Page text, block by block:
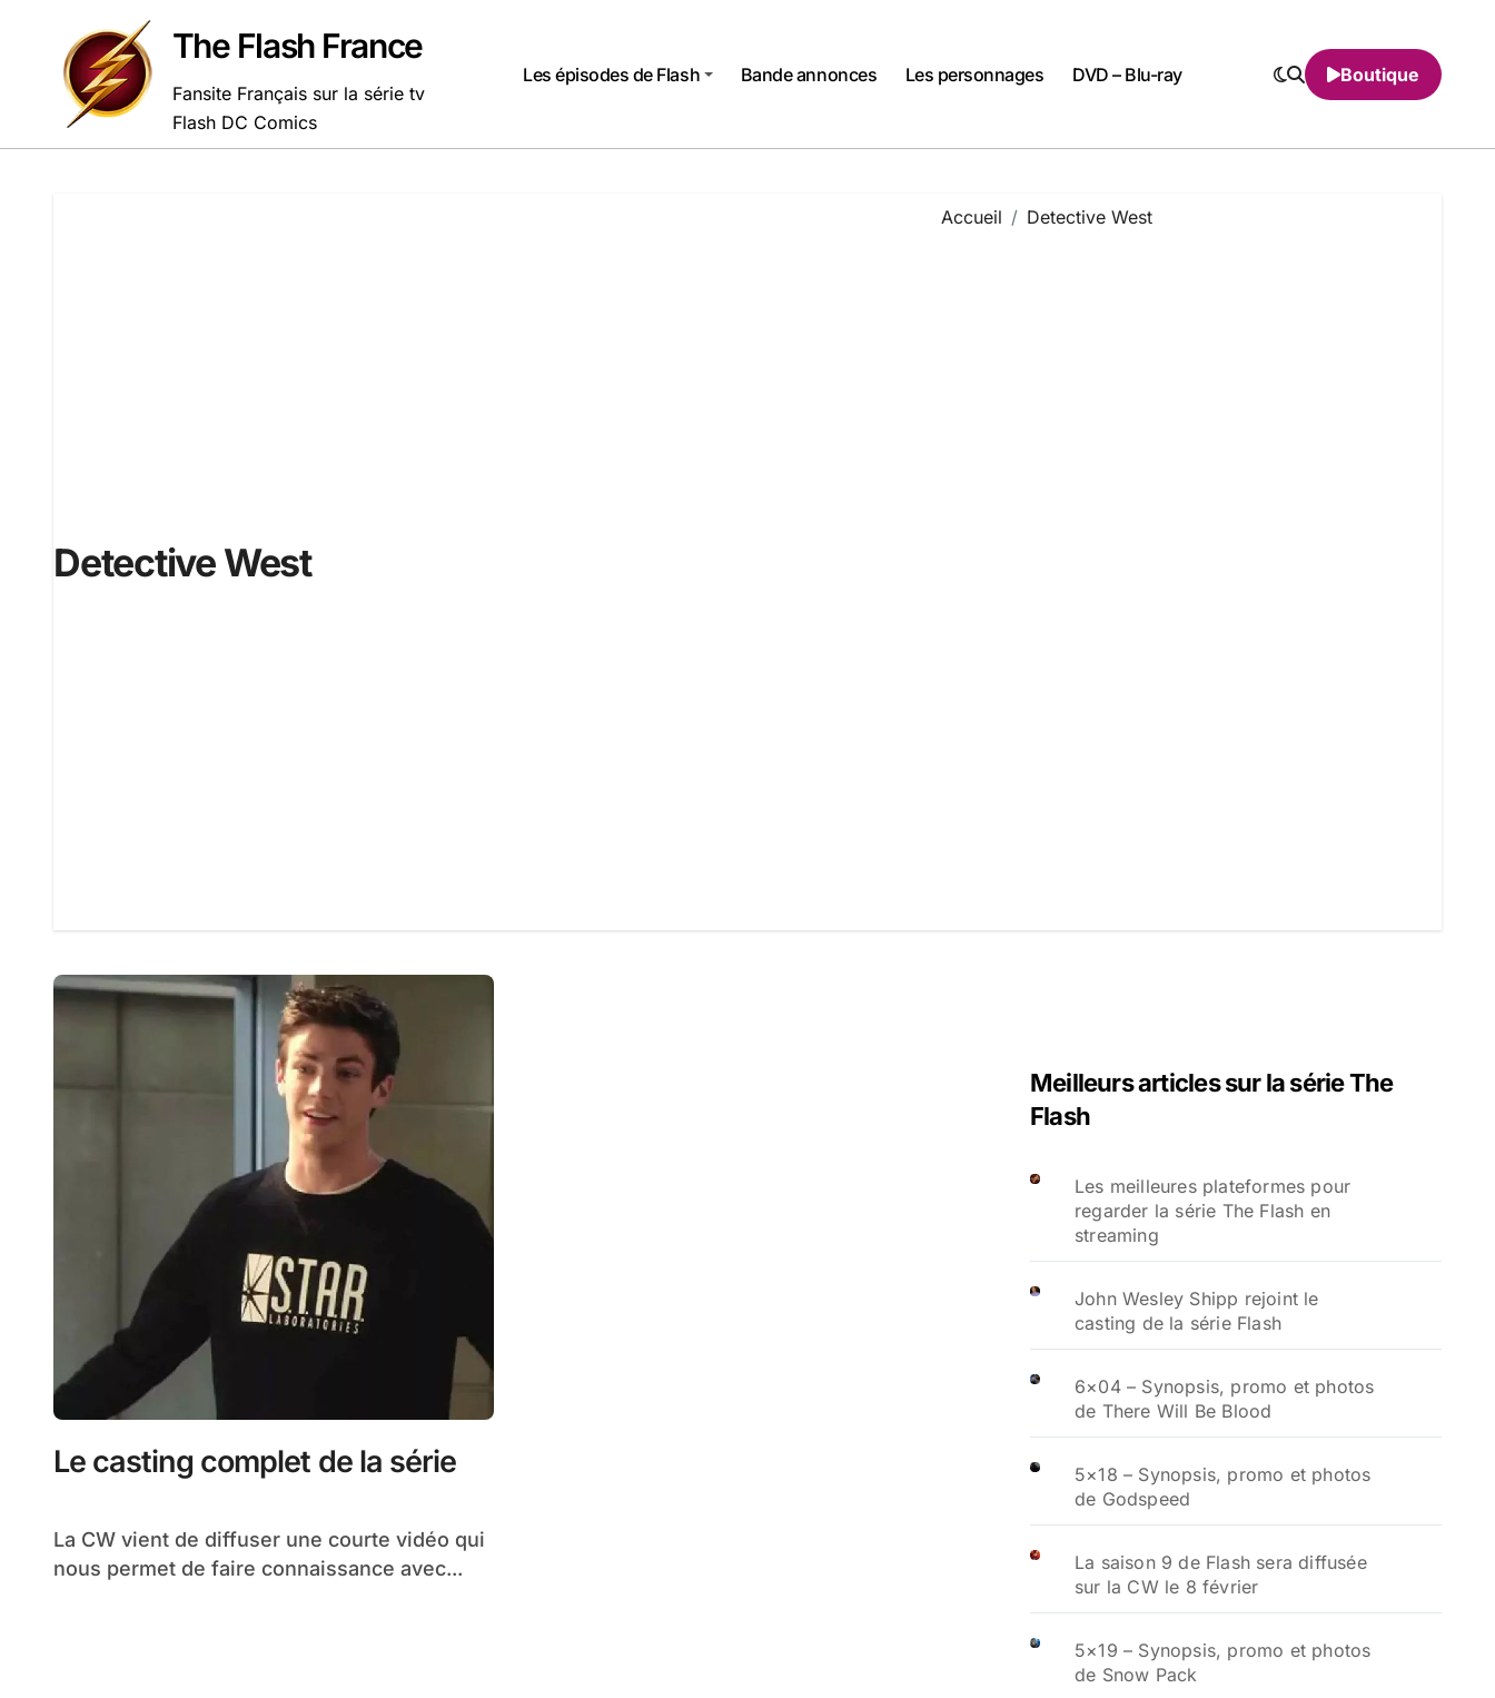
contenu
The Flash France
Fansite Français sur la série tv
Flash DC Comics
Les épisodes de Flash Bande annonces Les personnages DVD – Blu-ray Boutique
Detective West
Accueil Detective West
Le casting complet de la série
La CW vient de diffuser une courte vidéo qui
nous permet de faire connaissance avec...
Meilleurs articles sur la série The
Flash
Les meilleures plateformes pour
regarder la série The Flash en
streaming
John Wesley Shipp rejoint le
casting de la série Flash
6×04 – Synopsis, promo et photos
de There Will Be Blood
5×18 – Synopsis, promo et photos
de Godspeed
La saison 9 de Flash sera diffusée
sur la CW le 8 février
5×19 – Synopsis, promo et photos
de Snow Pack